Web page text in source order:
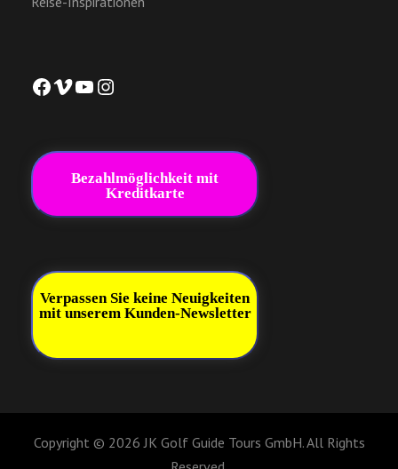
Facebook Vimeo YouTube Instagram
Bezahlmöglichkeit mit
Kreditkarte
Verpassen Sie keine Neuigkeiten
mit unserem Kunden-Newsletter
Copyright © 2026 JK Golf Guide Tours GmbH. All Rights